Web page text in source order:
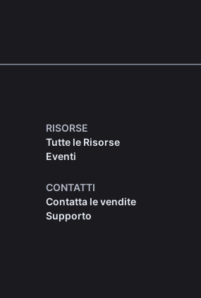
RISORSE
Tutte le Risorse
Eventi
CONTATTI
Contatta le vendite
Supporto